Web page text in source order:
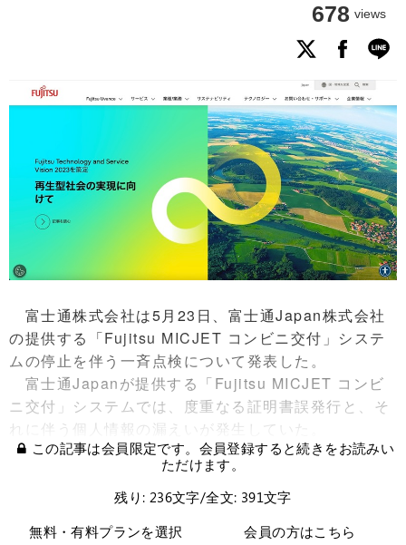
678 views
富士通株式会社は5月23日、富士通Japan株式会社
の提供する「Fujitsu MICJET コンビニ交付」システ
ムの停止を伴う一斉点検について発表した。
富士通Japanが提供する「Fujitsu MICJET コンビ
ニ交付」システムでは、度重なる証明書誤発行と、そ
れに伴う個人情報の漏えいが発生していた。
この記事は会員限定です。会員登録すると続きをお読みい
ただけます。
残り: 236文字/全文: 391文字
無料・有料プランを選択
会員の方はこちら